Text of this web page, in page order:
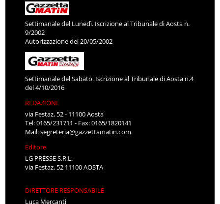
Settimanale del Lunedì. Iscrizione al Tribunale di Aosta n.
9/2002
Autorizzazione del 20/05/2002
Settimanale del Sabato. Iscrizione al Tribunale di Aosta n.4
del 4/10/2016
REDAZIONE
via Festaz, 52 - 11100 Aosta
Tel: 0165/231711 - Fax: 0165/1820141
Mail:segreteria@gazzettamatin.com
Editore
LG PRESSE S.R.L.
via Festaz, 52 11100 AOSTA
DIRETTORE RESPONSABILE
Luca Mercanti